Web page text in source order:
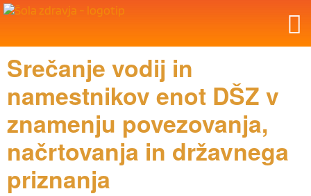
Srečanje vodij in
namestnikov enot DŠZ v
znamenju povezovanja,
načrtovanja in državnega
priznanja